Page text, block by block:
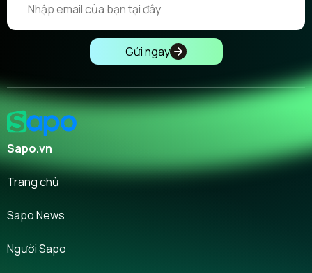
Gửi ngay
Sapo.vn
Trang chủ
Sapo News
Người Sapo